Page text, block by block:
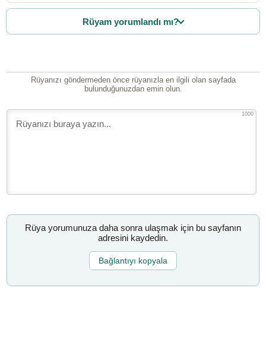
Rüyam yorumlandı mı?
Rüyanızı göndermeden önce rüyanızla en ilgili olan sayfada
bulunduğunuzdan emin olun.
1000
Rüya yorumunuza daha sonra ulaşmak için bu sayfanın
adresini kaydedin.
Bağlantıyı kopyala